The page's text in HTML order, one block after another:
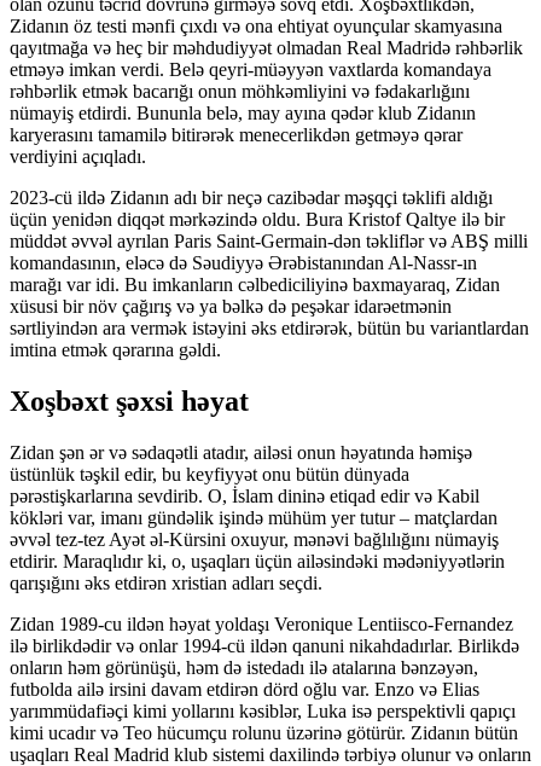
Zidanın öz testi mənfi çıxdı və ona ehtiyat oyunçular skamyasına
qayıtmağa və heç bir məhdudiyyət olmadan Real Madridə rəhbərlik
etməyə imkan verdi. Belə qeyri-müəyyən vaxtlarda komandaya
rəhbərlik etmək bacarığı onun möhkəmliyini və fədakarlığını
nümayiş etdirdi. Bununla belə, may ayına qədər klub Zidanın
karyerasını tamamilə bitirərək menecerlikdən getməyə qərar
verdiyini açıqladı.
2023-cü ildə Zidanın adı bir neçə cazibədar məşqçi təklifi aldığı
üçün yenidən diqqət mərkəzində oldu. Bura Kristof Qaltye ilə bir
müddət əvvəl ayrılan Paris Saint-Germain-dən təkliflər və ABŞ milli
komandasının, eləcə də Səudiyyə Ərəbistanından Al-Nassr-ın
marağı var idi. Bu imkanların cəlbediciliyinə baxmayaraq, Zidan
xüsusi bir növ çağırış və ya bəlkə də peşəkar idarəetmənin
sərtliyindən ara vermək istəyini əks etdirərək, bütün bu variantlardan
imtina etmək qərarına gəldi.
Xoşbəxt şəxsi həyat
Zidan şən ər və sədaqətli atadır, ailəsi onun həyatında həmişə
üstünlük təşkil edir, bu keyfiyyət onu bütün dünyada
pərəstişkarlarına sevdirib. O, İslam dininə etiqad edir və Kabil
kökləri var, imanı gündəlik işində mühüm yer tutur – matçlardan
əvvəl tez-tez Ayət əl-Kürsini oxuyur, mənəvi bağlılığını nümayiş
etdirir. Maraqlıdır ki, o, uşaqları üçün ailəsindəki mədəniyyətlərin
qarışığını əks etdirən xristian adları seçdi.
Zidan 1989-cu ildən həyat yoldaşı Veronique Lentiisco-Fernandez
ilə birlikdədir və onlar 1994-cü ildən qanuni nikahdadırlar. Birlikdə
onların həm görünüşü, həm də istedadı ilə atalarına bənzəyən,
futbolda ailə irsini davam etdirən dörd oğlu var. Enzo və Elias
yarımmüdafiəçi kimi yollarını kəsiblər, Luka isə perspektivli qapıçı
kimi ucadır və Teo hücumçu rolunu üzərinə götürür. Zidanın bütün
uşaqları Real Madrid klub sistemi daxilində tərbiyə olunur və onların